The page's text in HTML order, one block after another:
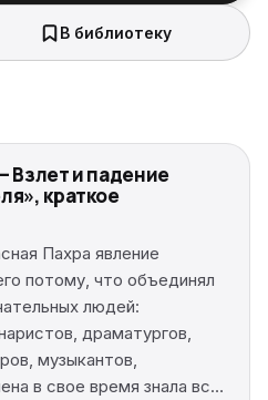
В библиотеку
Взлет и падение
краткое
Пахра явление
потому, что объединял
людей:
драматургов,
музыкантов,
в свое время знала вся